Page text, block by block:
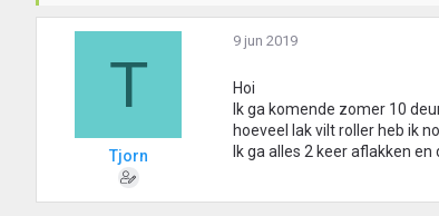
T
Tjorn
9 jun 2019
Hoi
Ik ga komende zomer 10
hoeveel lak vilt roller heb ik
Ik ga alles 2 keer aflakken